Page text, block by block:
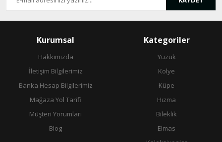
Kurumsal
Hakkımızda
İletişim Bilgilerimiz
Banka Hesap Bilgilerimiz
Mağaza Yol Tarifi
Müşteri Yorumları
Blog
Kategoriler
Yüzük
Kolye
Küpe
Hızma
Bileklik
Elmas